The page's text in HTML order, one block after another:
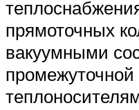
прямоточных
вакуумными